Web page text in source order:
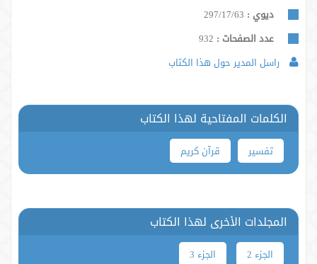
ديوي : 297/17/63
عدد الصفحات :
راسل المدير حول هذا الكتاب
الكلمات المفتاحية لهذا الكتاب
تفسیر قرآن کریم
المجلدات الأخرى لهذا الكتاب
الجزء 2 الجزء 3